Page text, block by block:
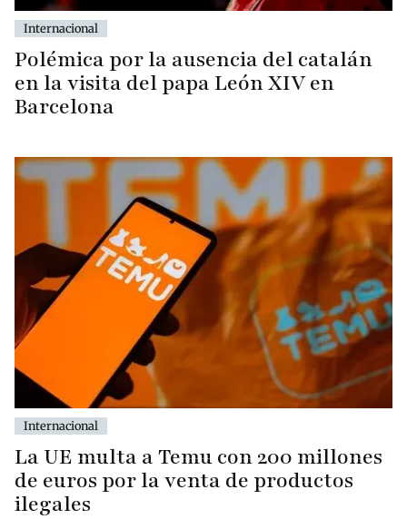
Internacional
Polémica por la ausencia del catalán
en la visita del papa León XIV en
Barcelona
Internacional
La UE multa a Temu con 200 millones
de euros por la venta de productos
ilegales